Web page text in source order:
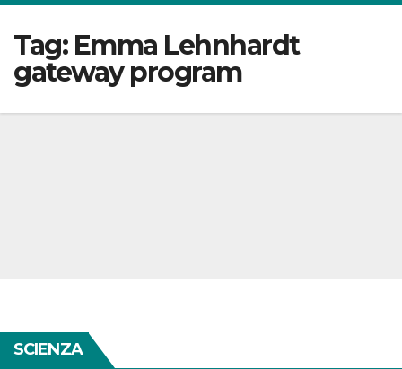
Tag: Emma Lehnhardt
gateway program
SCIENZA